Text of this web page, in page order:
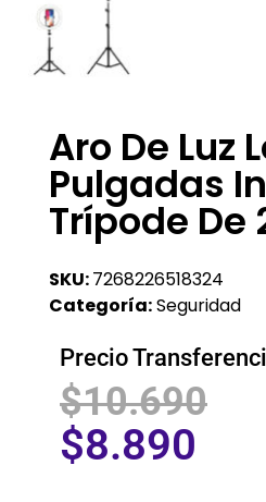
Aro De Luz
Pulgadas
Trípode De
SKU:7268226518324
Categoría:Seguridad
Precio
$10.690
$8.890